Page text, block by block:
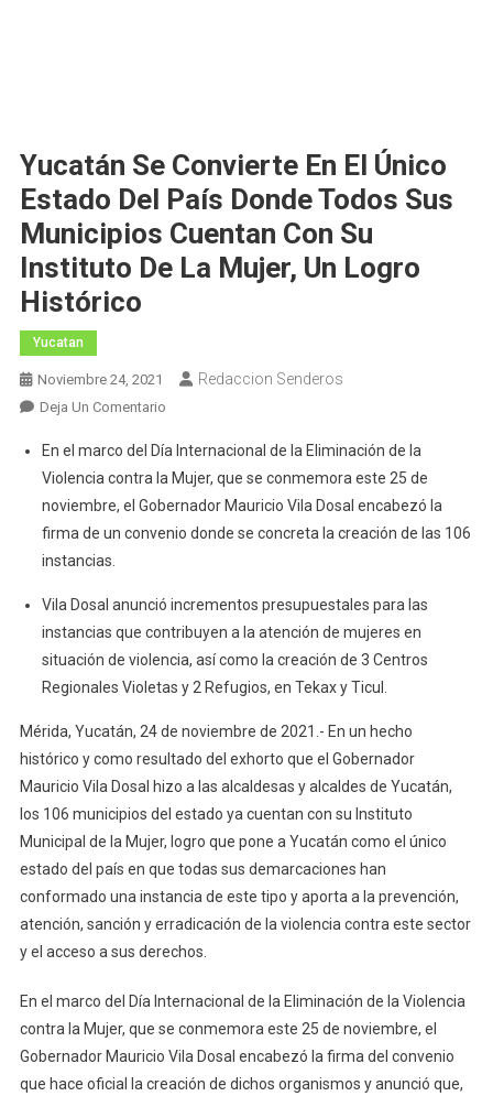
Yucatán Se Convierte En El Único
Estado Del País Donde Todos Sus
Municipios Cuentan Con Su
Instituto De La Mujer, Un Logro
Histórico
Yucatan
Noviembre 24, 2021 Redaccion Senderos
Deja Un ComentarioEn
Se
Convierte
En
El
Del
País
Donde
Todos
Municipios
Cuentan
Con
Su
Instituto
De
Logro
En el marco del Día Internacional de la Eliminación de la
Violencia contra la Mujer, que se conmemora este 25 de
noviembre, el Gobernador Mauricio Vila Dosal encabezó la
firma de un convenio donde se concreta la creación de las 106
instancias.
Vila Dosal anunció incrementos presupuestales para las
instancias que contribuyen a la atención de mujeres en
situación de violencia, así como la creación de 3 Centros
Regionales Violetas y 2 Refugios, en Tekax y Ticul.
Mérida, Yucatán, 24 de noviembre de 2021.- En un hecho
histórico y como resultado del exhorto que el Gobernador
Mauricio Vila Dosal hizo a las alcaldesas y alcaldes de Yucatán,
los 106 municipios del estado ya cuentan con su Instituto
Municipal de la Mujer, logro que pone a Yucatán como el único
estado del país en que todas sus demarcaciones han
conformado una instancia de este tipo y aporta a la prevención,
atención, sanción y erradicación de la violencia contra este sector
y el acceso a sus derechos.
En el marco del Día Internacional de la Eliminación de la Violencia
contra la Mujer, que se conmemora este 25 de noviembre, el
Gobernador Mauricio Vila Dosal encabezó la firma del convenio
que hace oficial la creación de dichos organismos y anunció que,